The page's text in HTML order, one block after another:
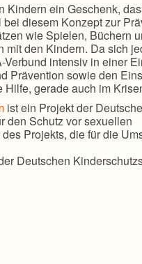
Kindern ein Geschenk,
diesem Konzept zur
wie Spielen, Büchern
mit den Kindern. Da sich
Verbund intensiv in einer
Prävention sowie den
gerade auch im
ist ein Projekt der
den Schutz vor sexuellen
Projekts, die für die
Deutschen